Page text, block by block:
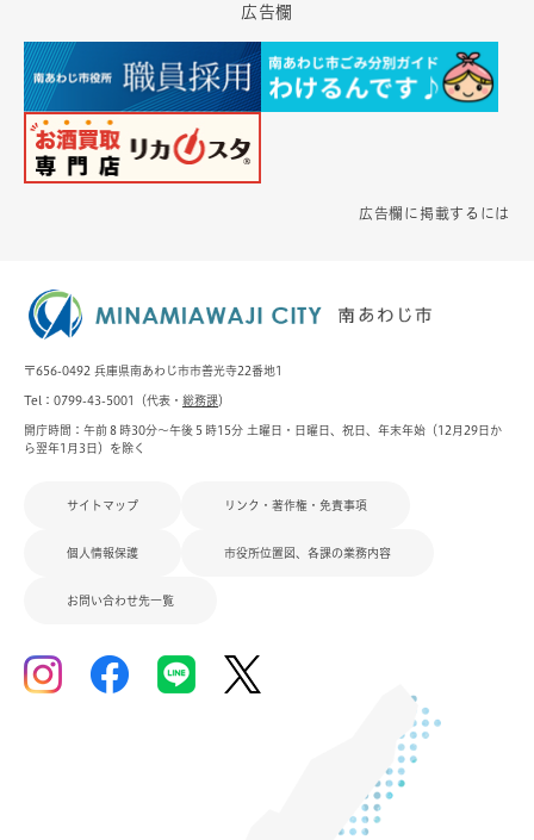
広告欄
広告欄に掲載するには
〒656-0492 兵庫県南あわじ市市善光寺22番地1
Tel：0799-43-5001（代表・ 総務課）
開庁時間：午前８時30分～午後５時15分 土曜日・日曜日、祝日、年末年始（12月29日か
ら翌年1月3日）を除く
サイトマップ リンク・著作権・免責事項
個人情報保護 市役所位置図、各課の業務内容
お問い合わせ先一覧